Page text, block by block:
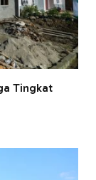
Tingkat